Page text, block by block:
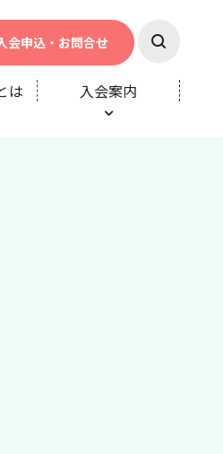
会申込・お問合せ
は 入会案内